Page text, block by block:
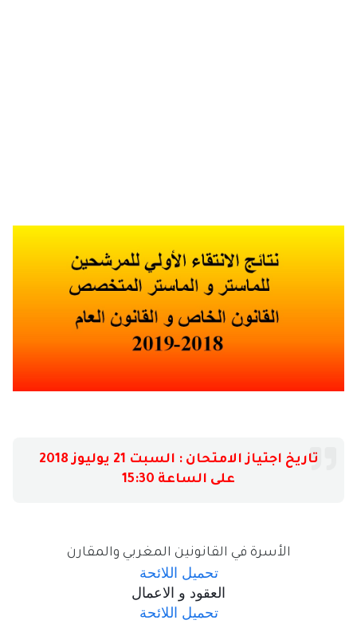
تاريخ اجتياز الامتحان : السبت 21 يوليوز 2018
على الساعة 15:30
الأسرة في القانونين المغربي والمقارن
تحميل اللائحة
العقود و الاعمال
تحميل اللائحة